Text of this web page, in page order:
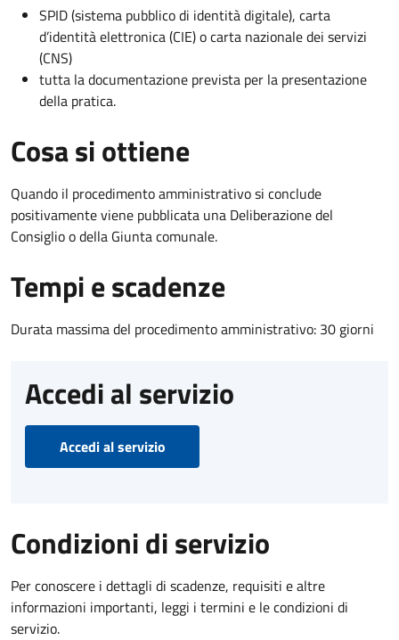
SPID (sistema pubblico di identità digitale), carta
d’identità elettronica (CIE) o carta nazionale dei servizi
(CNS)
tutta la documentazione prevista per la presentazione
della pratica.
Cosa si ottiene
Quando il procedimento amministrativo si conclude
positivamente viene pubblicata una Deliberazione del
Consiglio o della Giunta comunale.
Tempi e scadenze
Durata massima del procedimento amministrativo: 30 giorni
Accedi al servizio
Accedi al servizio
Condizioni di servizio
Per conoscere i dettagli di scadenze, requisiti e altre
informazioni importanti, leggi i termini e le condizioni di
servizio.